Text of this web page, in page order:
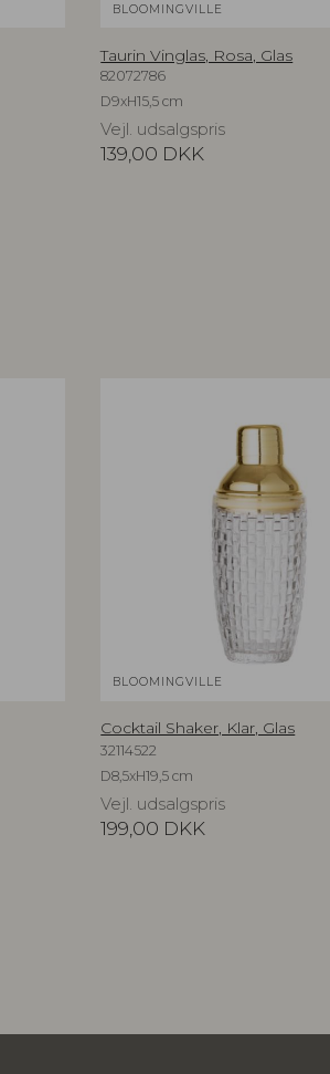
BLOOMINGVILLE
Taurin Vinglas, Rosa, Glas
82072786
D9xH15,5 cm
Vejl. udsalgspris
139,00 DKK
BLOOMINGVILLE
Cocktail Shaker, Klar, Glas
32114522
D8,5xH19,5 cm
Vejl. udsalgspris
199,00 DKK